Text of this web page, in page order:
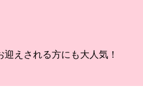
えされる方にも大人気！